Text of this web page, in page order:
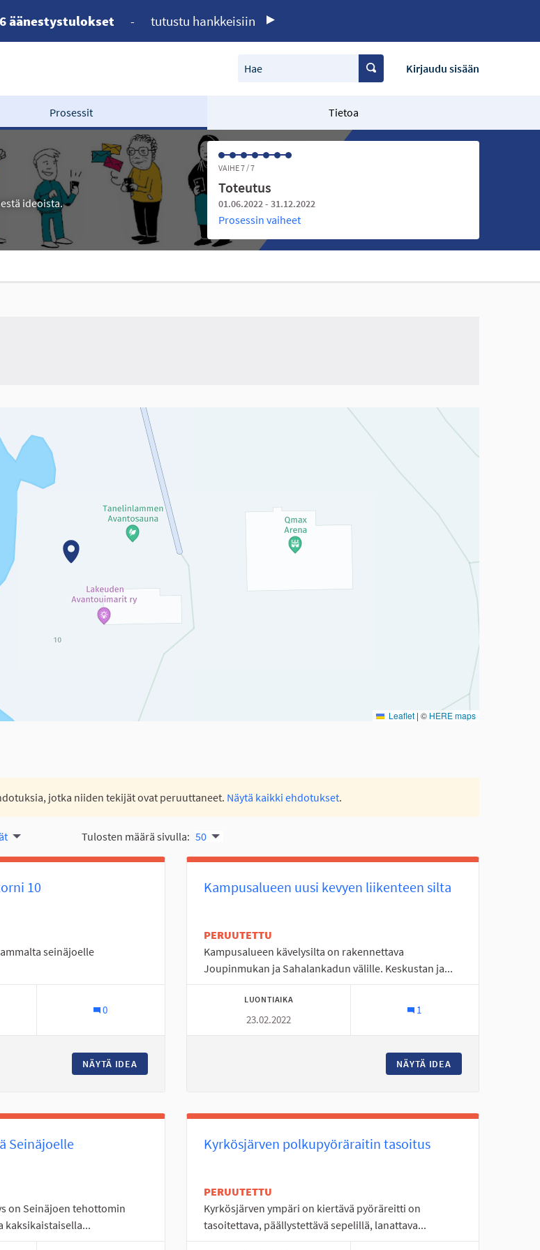
äänestystulokset - tutustu hankkeisiin
Hae Kirjaudu sisään
Prosessit Tietoa
ideoista.
VAIHE 7 / 7
Toteutus
01.06.2022 - 31.12.2022
Prosessin vaiheet
Elementtiä voi käyttää ruudunlukijalla, mutta se voi olla vaikeaselkoinen.
Leaflet | © HERE maps
jotka niiden tekijät ovat peruuttaneet. Näytä kaikki ehdotukset.
Tulosten määrä sivulla: 50
10
seinäjoelle
0
NÄYTÄ IDEA
Kampusalueen uusi kevyen liikenteen silta
PERUUTETTU
Kampusalueen kävelysilta on rakennettava
Joupinmukan ja Sahalankadun välille. Keskustan ja...
LUONTIAIKA
23.02.2022
1
NÄYTÄ IDEA
Seinäjoelle
on Seinäjoen tehottomin
kaksikaistaisella...
Kyrkösjärven polkupyöräraitin tasoitus
PERUUTETTU
Kyrkösjärven ympäri on kiertävä pyöräreitti on
tasoitettava, päällystettävä sepelillä, lanattava...